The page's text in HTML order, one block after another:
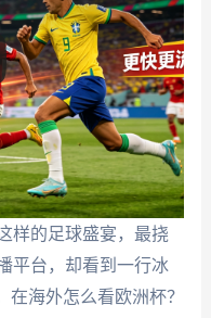
样的足球盛宴，最挠
平台，却看到一行冰
在海外怎么看欧洲杯？